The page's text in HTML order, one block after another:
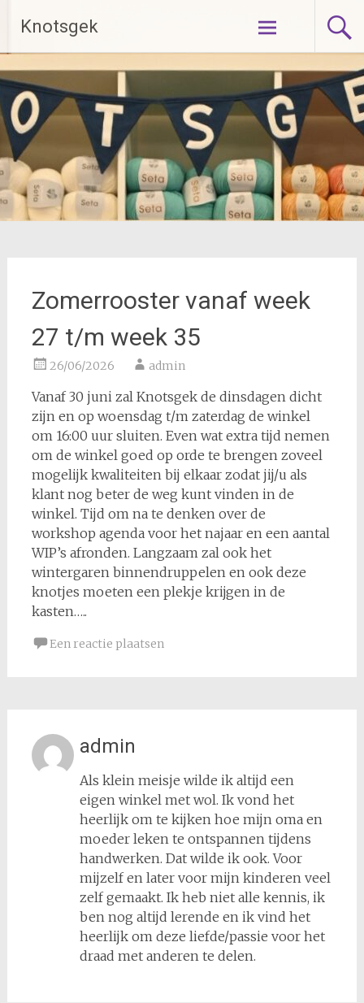
naar
de
inhoud
Knotsgek
Zomerrooster vanaf week
27 t/m week 35
26/06/2026 admin
Vanaf 30 juni zal Knotsgek de dinsdagen dicht
zijn en op woensdag t/m zaterdag de winkel
om 16:00 uur sluiten. Even wat extra tijd nemen
om de winkel goed op orde te brengen zoveel
mogelijk kwaliteiten bij elkaar zodat jij/u als
klant nog beter de weg kunt vinden in de
winkel. Tijd om na te denken over de
workshop agenda voor het najaar en een aantal
WIP’s afronden. Langzaam zal ook het
wintergaren binnendruppelen en ook deze
knotjes moeten een plekje krijgen in de
kasten…..
Een reactie plaatsen
admin
Als klein meisje wilde ik altijd een
eigen winkel met wol. Ik vond het
heerlijk om te kijken hoe mijn oma en
moeder leken te ontspannen tijdens
handwerken. Dat wilde ik ook. Voor
mijzelf en later voor mijn kinderen veel
zelf gemaakt. Ik heb niet alle kennis, ik
ben nog altijd lerende en ik vind het
heerlijk om deze liefde/passie voor het
draad met anderen te delen.